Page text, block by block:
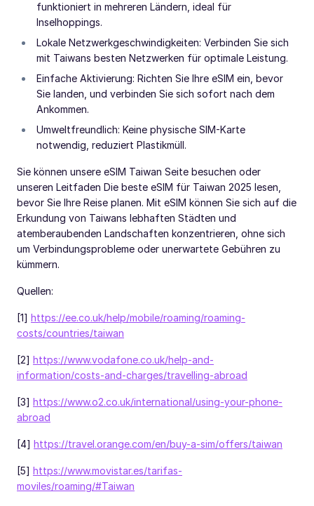
funktioniert in mehreren Ländern, ideal für
Inselhoppings.
Lokale Netzwerkgeschwindigkeiten: Verbinden Sie sich
mit Taiwans besten Netzwerken für optimale Leistung.
Einfache Aktivierung: Richten Sie Ihre eSIM ein, bevor
Sie landen, und verbinden Sie sich sofort nach dem
Ankommen.
Umweltfreundlich: Keine physische SIM-Karte
notwendig, reduziert Plastikmüll.
Sie können unsere eSIM Taiwan Seite besuchen oder
unseren Leitfaden Die beste eSIM für Taiwan 2025 lesen,
bevor Sie Ihre Reise planen. Mit eSIM können Sie sich auf die
Erkundung von Taiwans lebhaften Städten und
atemberaubenden Landschaften konzentrieren, ohne sich
um Verbindungsprobleme oder unerwartete Gebühren zu
kümmern.
Quellen:
[1] https://ee.co.uk/help/mobile/roaming/roaming-
costs/countries/taiwan
[2] https://www.vodafone.co.uk/help-and-
information/costs-and-charges/travelling-abroad
[3] https://www.o2.co.uk/international/using-your-phone-
abroad
[4] https://travel.orange.com/en/buy-a-sim/offers/taiwan
[5] https://www.movistar.es/tarifas-
moviles/roaming/#Taiwan